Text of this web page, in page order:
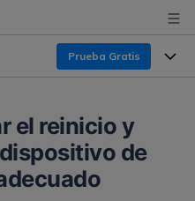
Prueba Gratis
Windows
el reinicio y
de